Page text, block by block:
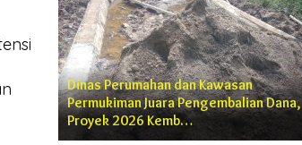
Dinas Perumahan dan Kawasan
Permukiman Juara Pengembalian Dana,
Proyek 2026 Kemb…